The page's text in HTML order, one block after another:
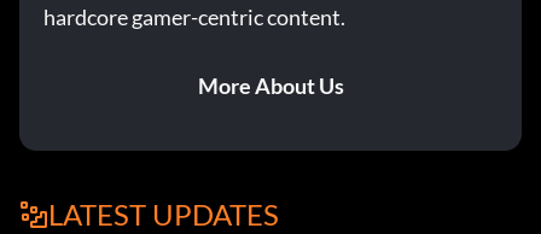
hardcore gamer-centric content.
More About Us
LATEST UPDATES